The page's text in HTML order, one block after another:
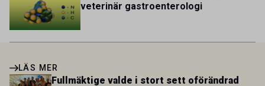
veterinär gastroenterologi
LÄS MER
Fullmäktige valde i stort sett oförändrad